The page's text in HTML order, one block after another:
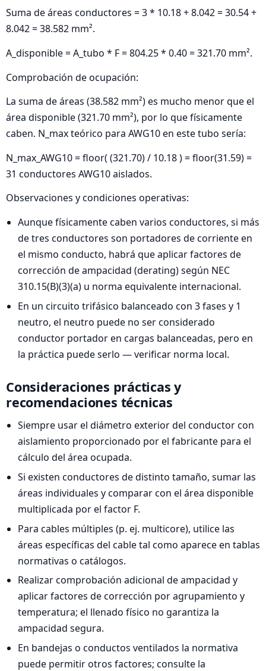
Suma de áreas conductores = 3 * 10.18 + 8.042 = 30.54 +
8.042 = 38.582 mm².
A_disponible = A_tubo * F = 804.25 * 0.40 = 321.70 mm².
Comprobación de ocupación:
La suma de áreas (38.582 mm²) es mucho menor que el
área disponible (321.70 mm²), por lo que físicamente
caben. N_max teórico para AWG10 en este tubo sería:
N_max_AWG10 = floor( (321.70) / 10.18 ) = floor(31.59) =
31 conductores AWG10 aislados.
Observaciones y condiciones operativas:
Aunque físicamente caben varios conductores, si más
de tres conductores son portadores de corriente en
el mismo conducto, habrá que aplicar factores de
corrección de ampacidad (derating) según NEC
310.15(B)(3)(a) u norma equivalente internacional.
En un circuito trifásico balanceado con 3 fases y 1
neutro, el neutro puede no ser considerado
conductor portador en cargas balanceadas, pero en
la práctica puede serlo — verificar norma local.
Consideraciones prácticas y
recomendaciones técnicas
Siempre usar el diámetro exterior del conductor con
aislamiento proporcionado por el fabricante para el
cálculo del área ocupada.
Si existen conductores de distinto tamaño, sumar las
áreas individuales y comparar con el área disponible
multiplicada por el factor F.
Para cables múltiples (p. ej. multicore), utilice las
áreas específicas del cable tal como aparece en tablas
normativas o catálogos.
Realizar comprobación adicional de ampacidad y
aplicar factores de corrección por agrupamiento y
temperatura; el llenado físico no garantiza la
ampacidad segura.
En bandejas o conductos ventilados la normativa
puede permitir otros factores; consulte la